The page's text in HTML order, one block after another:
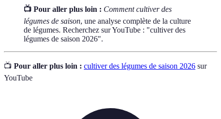
📺 Pour aller plus loin : Comment cultiver des
légumes de saison, une analyse complète de la culture
de légumes. Recherchez sur YouTube : "cultiver des
légumes de saison 2026".
📺 Pour aller plus loin : cultiver des légumes de saison 2026 sur
YouTube